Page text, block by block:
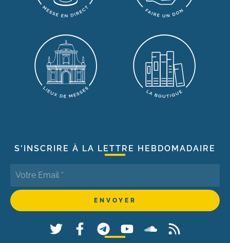
S'INSCRIRE À LA LETTRE HEBDOMADAIRE